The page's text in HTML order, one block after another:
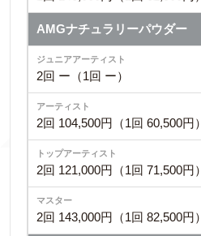
AMGナチュラリーパウダー
2回 ー（1回 ー）
2回 104,500円（1回 60,500円）
2回 121,000円（1回 71,500円）
2回 143,000円（1回 82,500円）